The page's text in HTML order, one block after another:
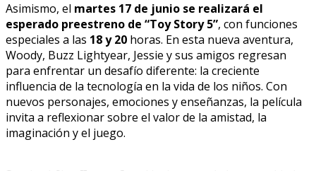
Asimismo, el martes 17 de junio se realizará el
esperado preestreno de “Toy Story 5”, con funciones
especiales a las 18 y 20 horas. En esta nueva aventura,
Woody, Buzz Lightyear, Jessie y sus amigos regresan
para enfrentar un desafío diferente: la creciente
influencia de la tecnología en la vida de los niños. Con
nuevos personajes, emociones y enseñanzas, la película
invita a reflexionar sobre el valor de la amistad, la
imaginación y el juego.